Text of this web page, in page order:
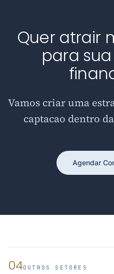
Quer atrair
para
Vamos criar uma
captacao dentro
Agendar
04OUTROS SETORES